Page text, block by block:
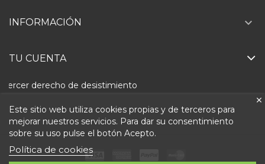
Este sitio web utiliza cookies propias y de terceros para
mejorar nuestros servicios. Para dar su consentimiento
sobre su uso pulse el botón Acepto.
Política de cookies
INFORMACIÓN 
TU CUENTA
Ejercer derecho de desistimiento